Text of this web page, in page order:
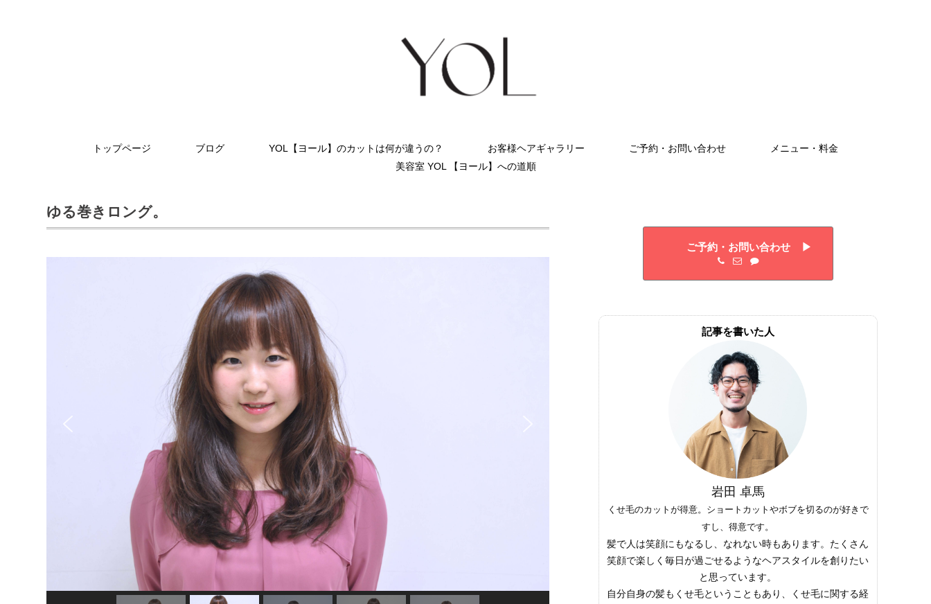
トップページ ブログ YOL【ヨール】のカットは何が違うの？ お客様ヘアギャラリー ご予約・お問い合わせ
メニュー・料金
美容室 YOL 【ヨール】への道順
ゆる巻きロング。
ご予約・お問い合わせ ▶︎
記事を書いた人
岩田 卓馬
くせ毛のカットが得意。ショートカットやボブを切るのが好きで
すし、得意です。
髪で人は笑顔にもなるし、なれない時もあります。たくさん
笑顔で楽しく毎日が過ごせるようなヘアスタイルを創りたい
と思っています。
自分自身の髪もくせ毛ということもあり、くせ毛に関する経